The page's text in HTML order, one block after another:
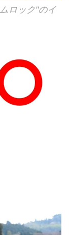
ロック"のイ